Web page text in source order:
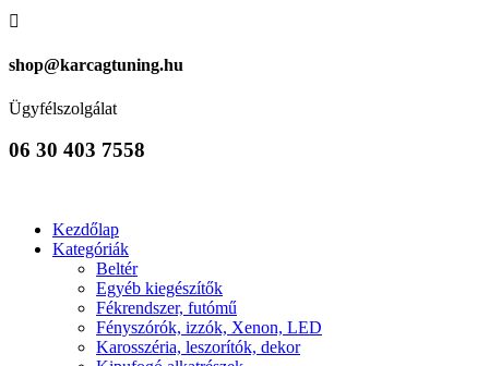

shop@karcagtuning.hu
Ügyfélszolgálat
06 30 403 7558
Kezdőlap
Kategóriák
Beltér
Egyéb kiegészítők
Fékrendszer, futómű
Fényszórók, izzók, Xenon, LED
Karosszéria, leszorítók, dekor